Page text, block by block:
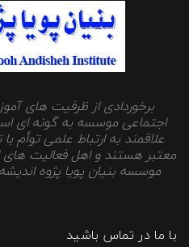
برخوردادی از ظرفیت های
اجتماعی موسسه به گونه ای
علاقمند به ارتباط علمی
معتبر هستند و اهل فعالیت های
موسسه بنیان پویا پژوه
با ما در تماس باشید